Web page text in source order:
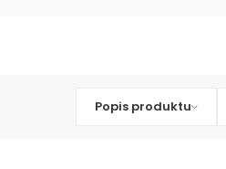
Popis produktu